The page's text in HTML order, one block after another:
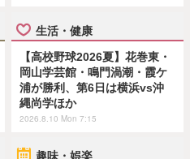
生活・健康
【高校野球2026夏】花巻東・
岡山学芸館・鳴門渦潮・霞ケ
浦が勝利、第6日は横浜vs沖
縄尚学ほか
2026.8.10 Mon 7:15
趣味・娯楽